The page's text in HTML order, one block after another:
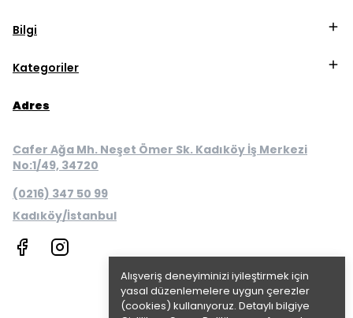
Alışveriş deneyiminizi iyileştirmek için
yasal düzenlemelere uygun çerezler
(cookies) kullanıyoruz. Detaylı bilgiye
Bilgi
Kategoriler
Adres
Cafer Ağa Mh. Neşet Ömer Sk. Kadıköy İş Merkezi
No:1/49, 34720
(0216) 347 50 99
Kadıköy/İstanbul